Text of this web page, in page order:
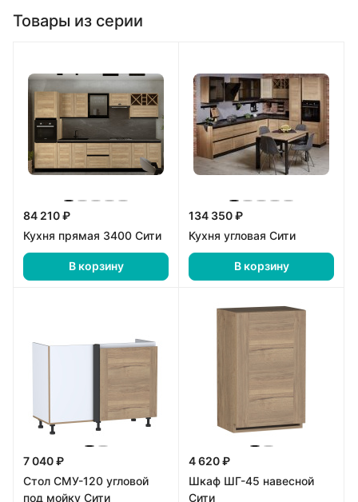
Товары из серии
84 210 ₽
Кухня прямая 3400 Сити
В корзину
134 350 ₽
Кухня угловая Сити
В корзину
7 040 ₽
Стол СМУ-120 угловой
под мойку Сити
4 620 ₽
Шкаф ШГ-45 навесной
Сити